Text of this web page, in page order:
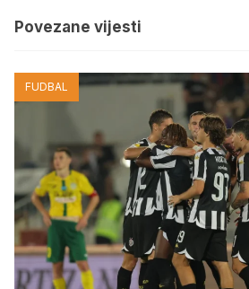
Povezane vijesti
FUDBAL